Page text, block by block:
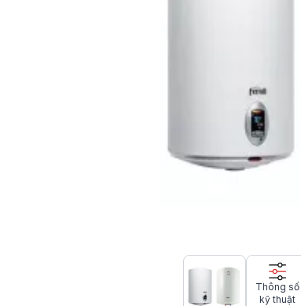
Thông số
kỹ thuật